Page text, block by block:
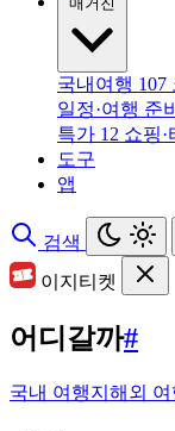
국내여행 107
일정·여행 준비
특가 12 쇼핑
도구
앱
검색
이지티켓
어디갈까#
국내 여행지 해외 여